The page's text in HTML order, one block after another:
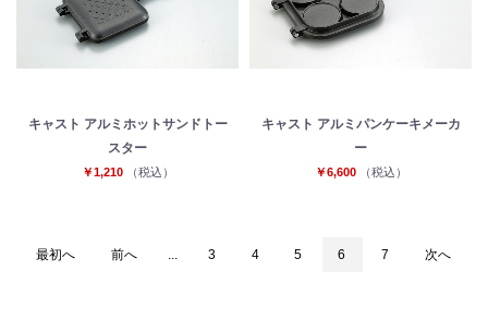
キャスト アルミホットサンドトー
スター
￥1,210 （税込）
キャスト アルミパンケーキメーカ
ー
￥6,600 （税込）
最初へ 前へ 3 4 5 6 7 次へ